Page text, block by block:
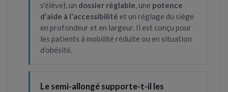
s'élève), un dossier réglable, une potence
d'aide à l'accessibilité et un réglage du siège
en profondeur et en largeur. Il est conçu pour
les patients à mobilité réduite ou en situation
d'obésité.
Le semi-allongé supporte-t-il les